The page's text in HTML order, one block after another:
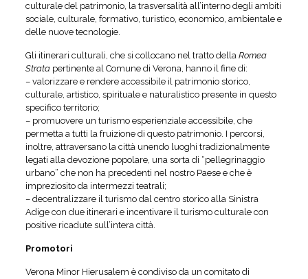
culturale del patrimonio, la trasversalità all’interno degli ambiti
sociale, culturale, formativo, turistico, economico, ambientale e
delle nuove tecnologie.
Gli itinerari culturali, che si collocano nel tratto della Romea
Strata pertinente al Comune di Verona, hanno il fine di:
– valorizzare e rendere accessibile il patrimonio storico,
culturale, artistico, spirituale e naturalistico presente in questo
specifico territorio;
– promuovere un turismo esperienziale accessibile, che
permetta a tutti la fruizione di questo patrimonio. I percorsi,
inoltre, attraversano la città unendo luoghi tradizionalmente
legati alla devozione popolare, una sorta di “pellegrinaggio
urbano” che non ha precedenti nel nostro Paese e che è
impreziosito da intermezzi teatrali;
– decentralizzare il turismo dal centro storico alla Sinistra
Adige con due itinerari e incentivare il turismo culturale con
positive ricadute sull’intera città.
Promotori
Verona Minor Hierusalem è condiviso da un comitato di